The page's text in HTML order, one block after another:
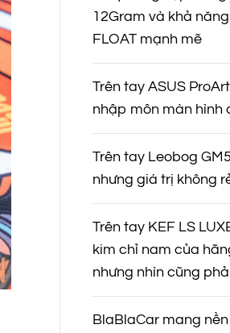
12Gram và khả
FLOAT mạnh mẽ
Trên tay ASUS
nhập môn màn hình
Trên tay Leobog
nhưng giá trị không
Trên tay KEF LS
kim chỉ nam của
nhưng nhìn cũng
BlaBlaCar mang